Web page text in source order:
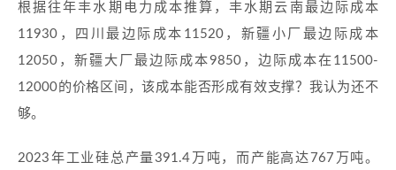
根据往年丰水期电力成本推算，丰水期云南最边际成本
11930，四川最边际成本11520，新疆小厂最边际成本
12050，新疆大厂最边际成本9850，边际成本在11500-
12000的价格区间，该成本能否形成有效支撑？我认为还不
够。
2023年工业硅总产量391.4万吨，而产能高达767万吨。